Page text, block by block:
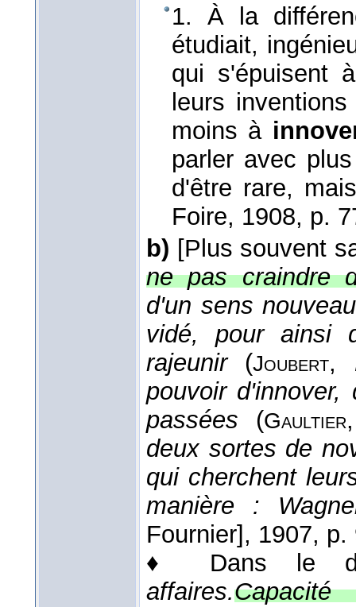
1. À la
étudiait,
qui s'épuisent
leurs
moins à
parler avec
d'être rare,
Foire, 1908, p.
b) [Plus souvent
ne pas craindre
d'un sens
vidé, pour ainsi
rajeunir (Joubert,
pouvoir
passées (Gaultier
deux sortes de
qui cherchent
manière :
Fournier] , 1907, p.
♦ Dans le
affaires.